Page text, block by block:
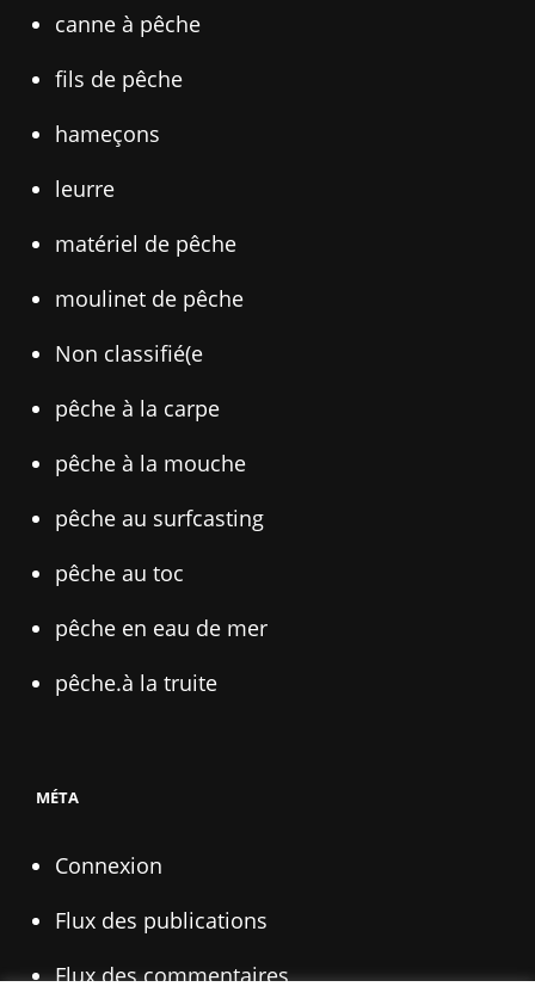
canne à pêche
fils de pêche
hameçons
leurre
matériel de pêche
moulinet de pêche
Non classifié(e
pêche à la carpe
pêche à la mouche
pêche au surfcasting
pêche au toc
pêche en eau de mer
pêche.à la truite
MÉTA
Connexion
Flux des publications
Flux des commentaires